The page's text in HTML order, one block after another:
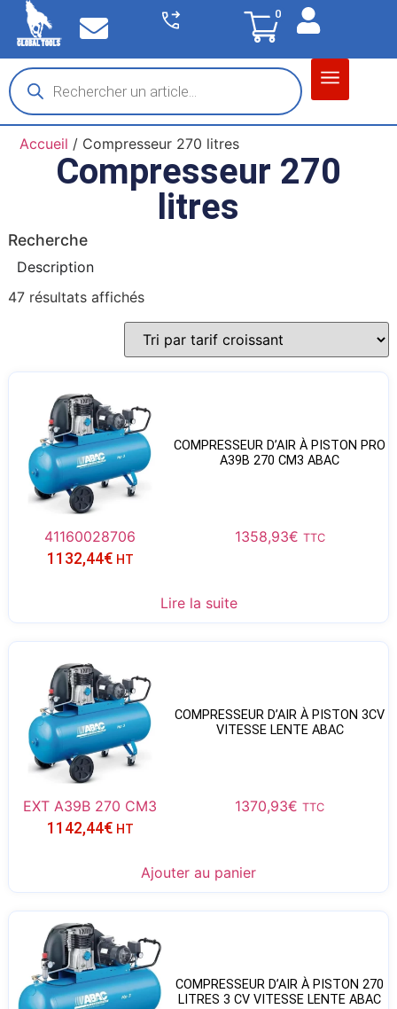
0
Accueil / Compresseur 270 litres
Compresseur 270
litres
Recherche
Description
47 résultats affichés
COMPRESSEUR D’AIR À PISTON PRO
A39B 270 CM3 ABAC
41160028706 1358,93€ TTC
1132,44€ HT
Lire la suite
COMPRESSEUR D’AIR À PISTON 3CV
VITESSE LENTE ABAC
EXT A39B 270 CM3 1370,93€ TTC
1142,44€ HT
Ajouter au panier
COMPRESSEUR D’AIR À PISTON 270
LITRES 3 CV VITESSE LENTE ABAC